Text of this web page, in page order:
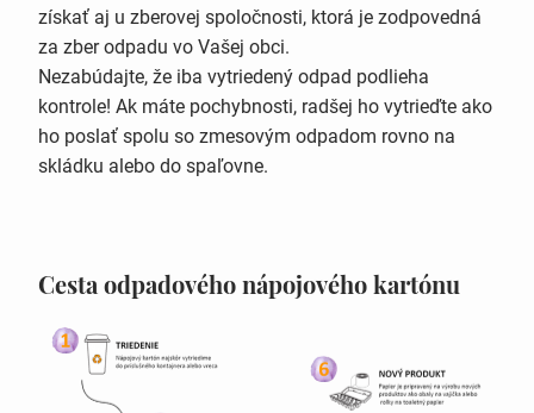
získať aj u zberovej spoločnosti, ktorá je zodpovedná
za zber odpadu vo Vašej obci.
Nezabúdajte, že iba vytriedený odpad podlieha
kontrole! Ak máte pochybnosti, radšej ho vytrieďte ako
ho poslať spolu so zmesovým odpadom rovno na
skládku alebo do spaľovne.
Cesta odpadového nápojového kartónu